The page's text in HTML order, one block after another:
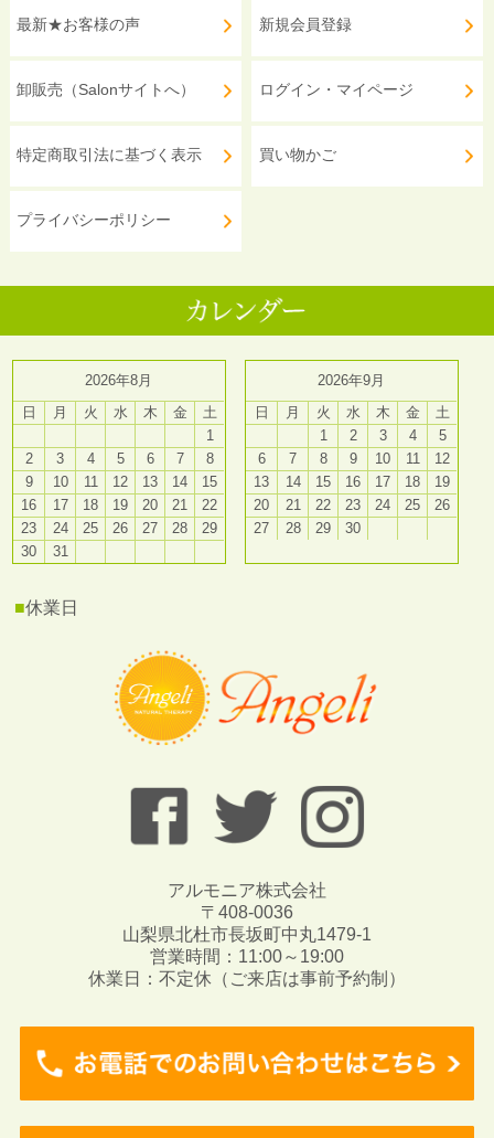
最新★お客様の声
卸販売（Salonサイトへ）
特定商取引法に基づく表示
プライバシーポリシー
新規会員登録
ログイン・マイページ
買い物かご
2026年8月
日
月 火 水 木 金
土
1
2
3 4 5 6 7
8
9
10 11 12 13 14
15
16
17 18 19 20 21
22
23
24 25 26 27 28
29
30
31
2026年9月
日
月 火 水 木 金
土
1
2 3 4
5
6
7 8 9 10 11
12
13
14 15 16 17 18
19
20
21 22 23 24 25
26
27
28 29 30
■休業日
アルモニア株式会社
〒408-0036
山梨県北杜市長坂町中丸1479-1
営業時間：11:00～19:00
休業日：不定休（ご来店は事前予約制）